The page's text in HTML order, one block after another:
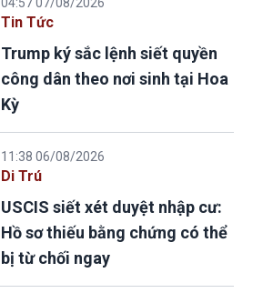
04:57 07/08/2026
Tin Tức
Trump ký sắc lệnh siết quyền
công dân theo nơi sinh tại Hoa
Kỳ
11:38 06/08/2026
Di Trú
USCIS siết xét duyệt nhập cư:
Hồ sơ thiếu bằng chứng có thể
bị từ chối ngay